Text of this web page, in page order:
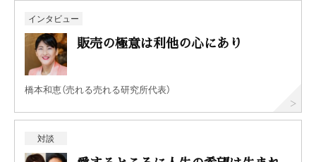
インタビュー
販売の極意は利他の心にあり
橋本和恵（売れる売れる研究所代表）
対談